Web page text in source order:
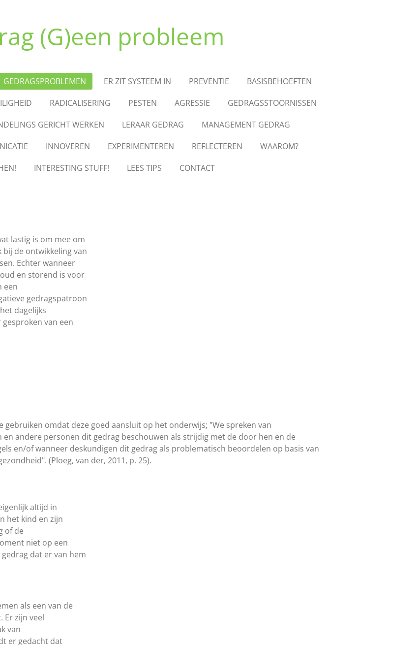
(G)een probleem
GEDRAGSPROBLEMEN ER ZIT SYSTEEM IN PREVENTIE
BASISBEHOEFTEN
RADICALISERING PESTEN AGRESSIE
GEDRAGSSTOORNISSEN
GERICHT WERKEN LERAAR GEDRAG
MANAGEMENT GEDRAG
INNOVEREN EXPERIMENTEREN REFLECTEREN
WAAROM?
INTERESTING STUFF! LEES TIPS CONTACT
lastig is om mee om
bij de ontwikkeling van
Echter wanneer
en storend is voor
een
gedragspatroon
dagelijks
van een
gebruiken omdat deze goed aansluit op het onderwijs; "We spreken van
andere personen dit gedrag beschouwen als strijdig met de door hen en de
en/of wanneer deskundigen dit gedrag als problematisch beoordelen op basis van
(Ploeg, van der, 2011, p. 25).
altijd in
het kind en zijn
of de
niet op een
dat er van hem
als een van de
Er zijn veel
van
er gedacht dat